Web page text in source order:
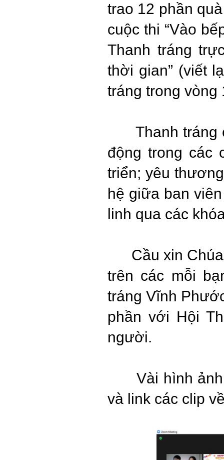
trao 12 phần
cuộc thi “Vào
Thanh tráng
thời gian” (viết
tráng trong vòng
Thanh tráng
động trong các
triển; yêu
hệ giữa ban
linh qua các
Cầu xin
trên các mỗi
tráng Vĩnh
phần với Hội
người.
Vài hình
và link các clip